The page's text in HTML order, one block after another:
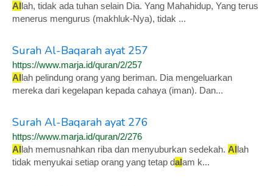
Allah, tidak ada tuhan selain Dia. Yang Mahahidup, Yang terus
menerus mengurus (makhluk-Nya), tidak ...
Surah Al-Baqarah ayat 257
https://www.marja.id/quran/2/257
Allah pelindung orang yang beriman. Dia mengeluarkan
mereka dari kegelapan kepada cahaya (iman). Dan...
Surah Al-Baqarah ayat 276
https://www.marja.id/quran/2/276
Allah memusnahkan riba dan menyuburkan sedekah. Allah
tidak menyukai setiap orang yang tetap dalam k...